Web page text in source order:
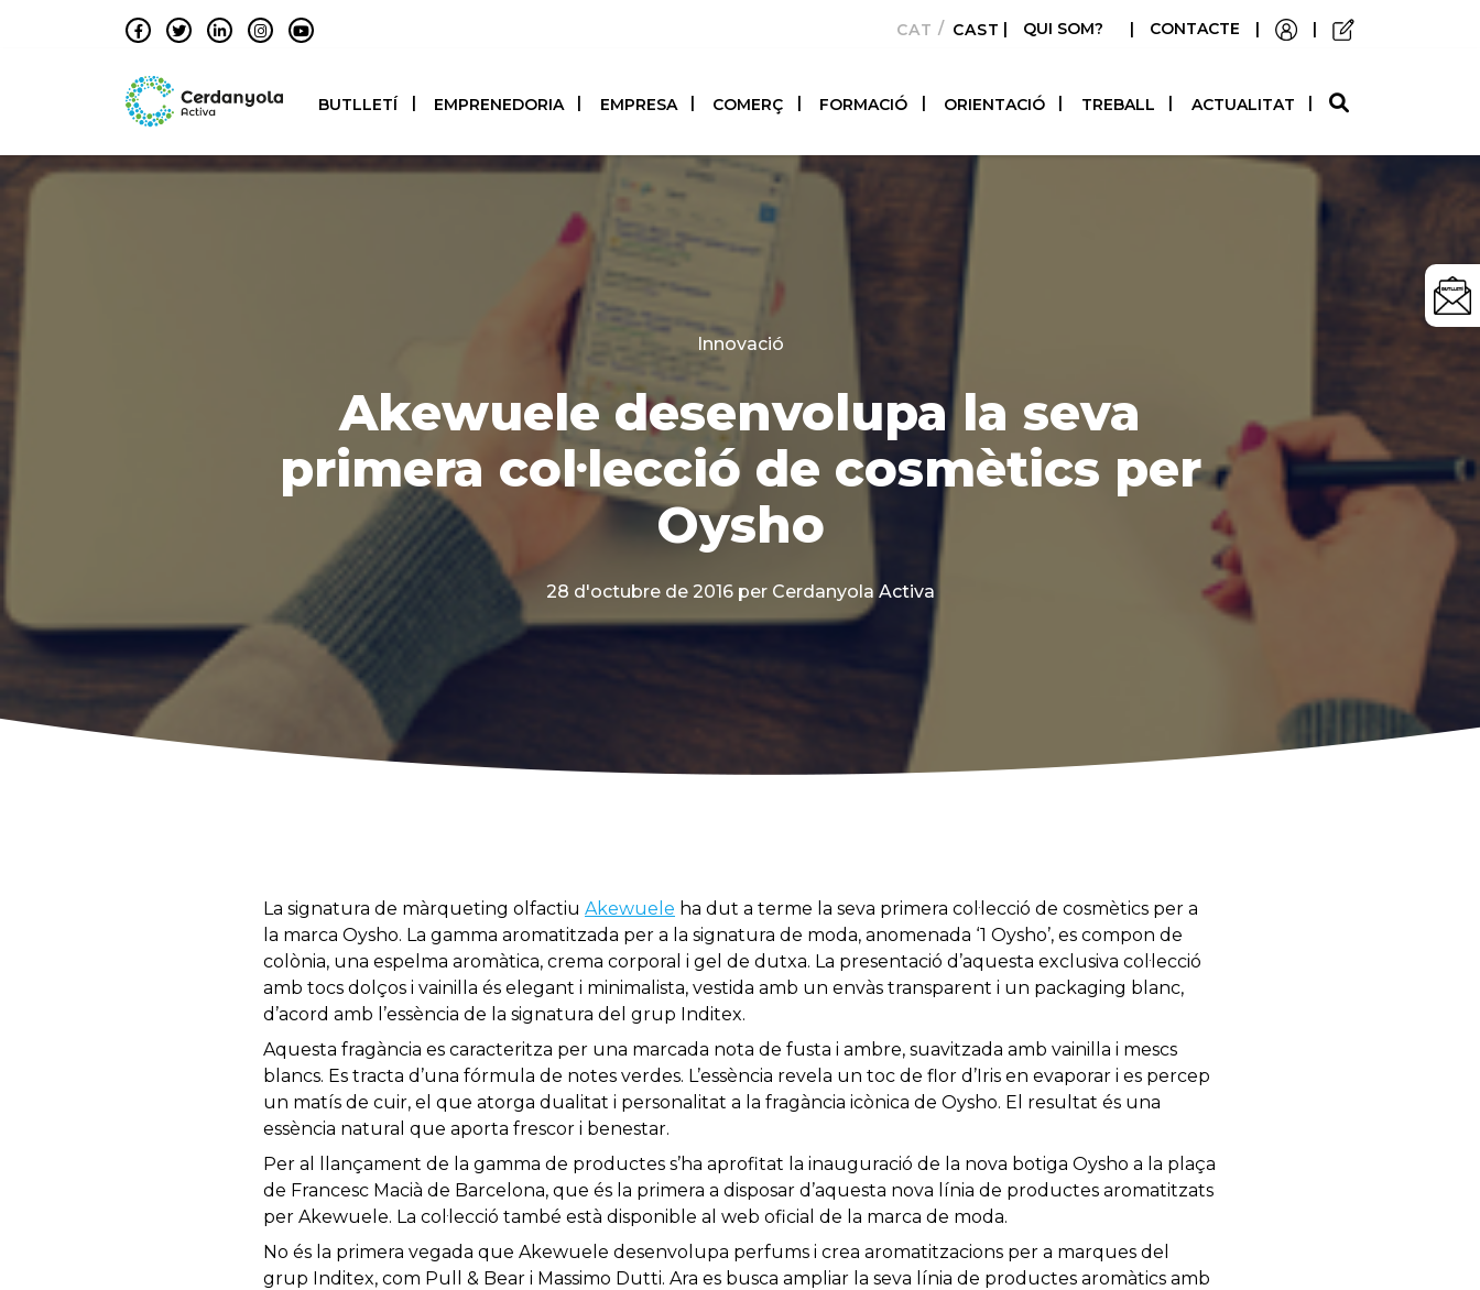
CATALÀCASTELLANO
| QUI SOM? | CONTACTE | |
BUTLLETÍ EMPRENEDORIA EMPRESA COMERÇ FORMACIÓ ORIENTACIÓ TREBALL ACTUALITAT
Categories
Innovació
Akewuele desenvolupa la seva
primera col·lecció de cosmètics per
Oysho
28 d'octubre de 2016 per Cerdanyola Activa
La signatura de màrqueting olfactiu Akewuele ha dut a terme la seva primera col·lecció de cosmètics per a
la marca Oysho. La gamma aromatitzada per a la signatura de moda, anomenada ‘1 Oysho’, es compon de
colònia, una espelma aromàtica, crema corporal i gel de dutxa. La presentació d’aquesta exclusiva col·lecció
amb tocs dolços i vainilla és elegant i minimalista, vestida amb un envàs transparent i un packaging blanc,
d’acord amb l’essència de la signatura del grup Inditex.
Aquesta fragància es caracteritza per una marcada nota de fusta i ambre, suavitzada amb vainilla i mescs
blancs. Es tracta d’una fórmula de notes verdes. L’essència revela un toc de flor d’Iris en evaporar i es percep
un matís de cuir, el que atorga dualitat i personalitat a la fragància icònica de Oysho. El resultat és una
essència natural que aporta frescor i benestar.
Per al llançament de la gamma de productes s’ha aprofitat la inauguració de la nova botiga Oysho a la plaça
de Francesc Macià de Barcelona, ​​que és la primera a disposar d’aquesta nova línia de productes aromatitzats
per Akewuele. La col·lecció també està disponible al web oficial de la marca de moda.
No és la primera vegada que Akewuele desenvolupa perfums i crea aromatitzacions per a marques del
grup Inditex, com Pull & Bear i Massimo Dutti. Ara es busca ampliar la seva línia de productes aromàtics amb